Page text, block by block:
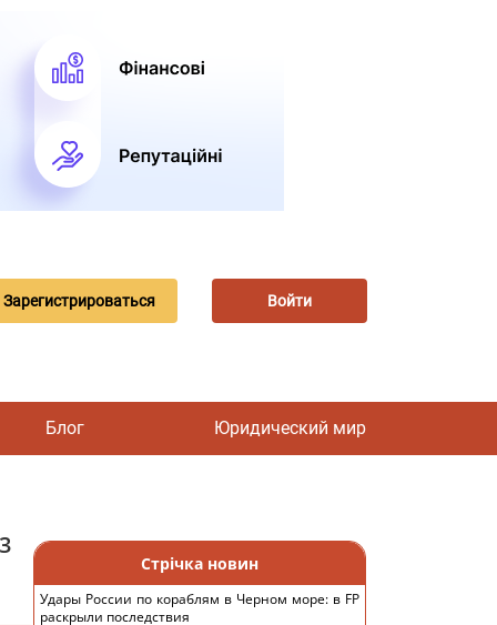
Зарегистрироваться Войти
Блог Юридический мир
Стрічка новин
Удары России по кораблям в Черном море: в FP
раскрыли последствия